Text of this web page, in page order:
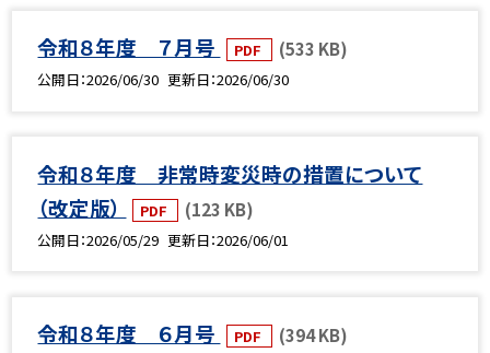
令和８年度 ７月号 PDF (533 KB)
公開日 2026/06/30 更新日 2026/06/30
令和８年度 非常時変災時の措置について
（改定版）
PDF (123 KB)
公開日 2026/05/29 更新日 2026/06/01
令和８年度 ６月号 PDF (394 KB)